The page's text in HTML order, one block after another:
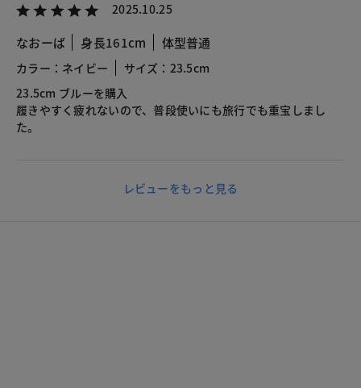
2025.10.25
なおーば 身長161cm 体型普通
カラー：ネイビー
サイズ：23.5cm
23.5cm ブルーを購入
履きやすく疲れないので、普段使いにも旅行でも重宝しまし
た。
レビューをもっと見る